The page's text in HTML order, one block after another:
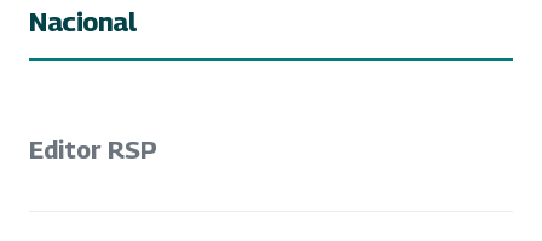
Nacional
Editor RSP